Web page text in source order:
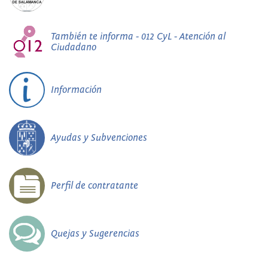
También te informa - 012 CyL - Atención al
Ciudadano
Información
Ayudas y Subvenciones
Perfil de contratante
Quejas y Sugerencias